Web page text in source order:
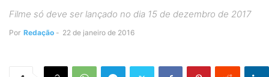
Filme só deve ser lançado no dia 15 de dezembro de 2017
Por Redação - 22 de janeiro de 2016